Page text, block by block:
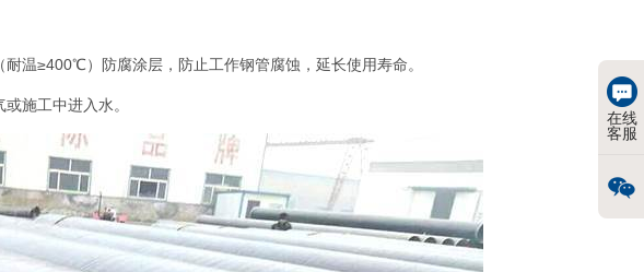
温≥400℃）防腐涂层，防止工作钢管腐蚀，延长使用寿命。
施工中进入水。
在线
客服